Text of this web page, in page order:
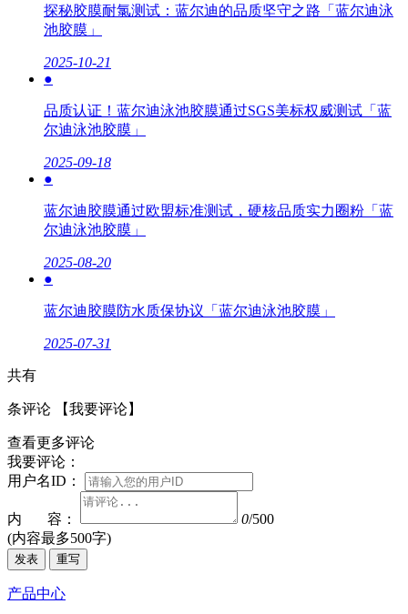
探秘胶膜耐氯测试：蓝尔迪的品质坚守之路「蓝尔迪泳
池胶膜」
2025-10-21
●
品质认证！蓝尔迪泳池胶膜通过SGS美标权威测试「蓝
尔迪泳池胶膜」
2025-09-18
●
蓝尔迪胶膜通过欧盟标准测试，硬核品质实力圈粉「蓝
尔迪泳池胶膜」
2025-08-20
●
蓝尔迪胶膜防水质保协议「蓝尔迪泳池胶膜」
2025-07-31
共有
条评论 【我要评论】
查看更多评论
我要评论：
用户名ID：
内 容： 0/500
(内容最多500字)
发表 重写
产品中心